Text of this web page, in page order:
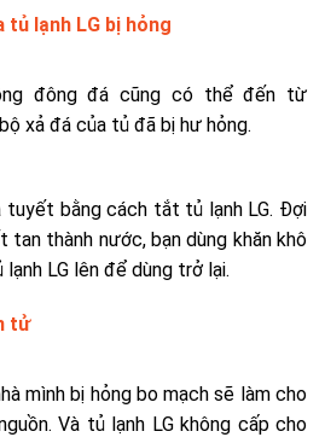
tủ lạnh LG bị hỏng
đông đá cũng có thể đến từ
xả đá của tủ đã bị hư hỏng.
tuyết bằng cách tắt tủ lạnh LG. Đợi
tan thành nước, bạn dùng khăn khô
LG lên để dùng trở lại.
tử
mình bị hỏng bo mạch sẽ làm cho
Và tủ lạnh LG không cấp cho